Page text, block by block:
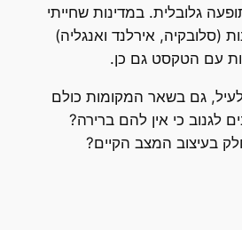
גלובלית. במדינות שחייתי
(סלובקיה, אירלנד ואנגליה)
עם הטקסט גם כן.
גם בשאר המקומות כולם
לגנוב כי אין להם ברירה?
בעיצוב המצב הקיים?